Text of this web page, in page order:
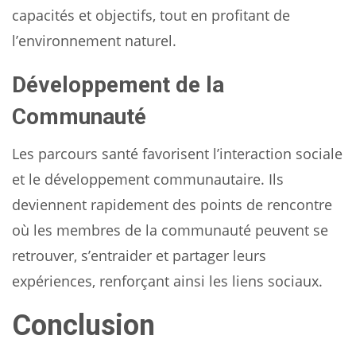
capacités et objectifs, tout en profitant de
l’environnement naturel.
Développement de la
Communauté
Les parcours santé favorisent l’interaction sociale
et le développement communautaire. Ils
deviennent rapidement des points de rencontre
où les membres de la communauté peuvent se
retrouver, s’entraider et partager leurs
expériences, renforçant ainsi les liens sociaux.
Conclusion